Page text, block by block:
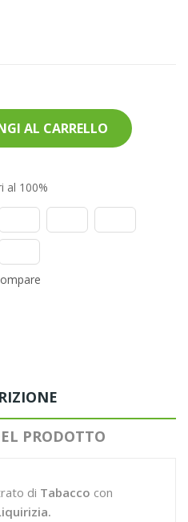
AL CARRELLO
al 100%
PRODOTTO
di Tabacco con
.